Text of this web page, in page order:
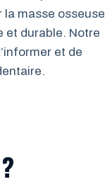
masse osseuse
et durable. Notre
et de